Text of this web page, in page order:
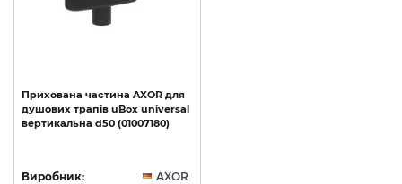
Прихована частина AXOR для
душових трапів uBox universal
вертикальна d50 (01007180)
Виробник: AXOR